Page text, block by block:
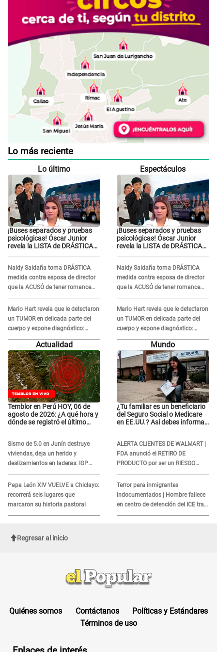
Lo más reciente
Lo último
¡Buses separados y pruebas
psicológicas! Óscar Junior
revela la LISTA de DRÁSTICAS
en 'La Bella Luz' tras caso
Naldy Saldaña
Naldy Saldaña toma DRÁSTICA
medida contra esposa de director
que la ACUSÓ de tener romance
con él: "Muy triste..."
Mario Hart revela que le detectaron
un TUMOR en delicada parte del
cuerpo y expone diagnóstico:
"Dolores muy fuertes..."
Espectáculos
¡Buses separados y pruebas
psicológicas! Óscar Junior
revela la LISTA de DRÁSTICAS
en 'La Bella Luz' tras caso
Naldy Saldaña
Naldy Saldaña toma DRÁSTICA
medida contra esposa de director
que la ACUSÓ de tener romance
con él: "Muy triste..."
Mario Hart revela que le detectaron
un TUMOR en delicada parte del
cuerpo y expone diagnóstico:
"Dolores muy fuertes..."
Actualidad
Temblor en Perú HOY, 06 de
agosto de 2026: ¿A qué hora y
dónde se registró el último
Sismo de 5.0 en Junín destruye
viviendas, deja un herido y
deslizamientos en laderas: IGP
alerta sobre posibles réplicas
Papa León XIV VUELVE a Chiclayo:
recorrerá seis lugares que
marcaron su historia pastoral
Mundo
¿Tu familiar es un beneficiario
del Seguro Social o Medicare
en EE.UU.? Así debes informar
ALERTA CLIENTES DE WALMART |
FDA anunció el RETIRO DE
PRODUCTO por ser un RIESGO
MORTAL para consumidores: ¿Cuál
es?
Terror para inmigrantes
indocumentados | Hombre fallece
en centro de detención del ICE tras
sufrir una "emergencia médica"
Regresar al inicio
Quiénes somos Contáctanos
Políticas y Estándares
Términos de uso